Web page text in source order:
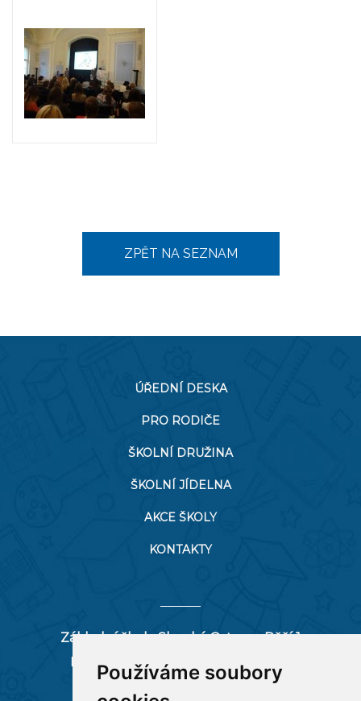
Používáme soubory
ZPĚT NA SEZNAM
ÚŘEDNÍ DESKA
PRO RODIČE
ŠKOLNÍ DRUŽINA
ŠKOLNÍ JÍDELNA
AKCE ŠKOLY
KONTAKTY
Základní škola Slezská Ostrava, Pěší 1
Pěší 66/1, 712 00 Ostrava-Muglinov